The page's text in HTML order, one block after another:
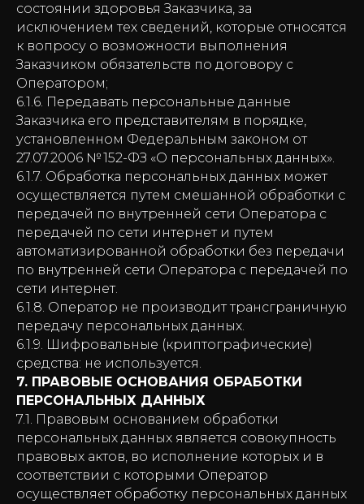
состоянии здоровья Заказчика, за
исключением тех сведений, которые относятся
к вопросу о возможности выполнения
Заказчиком обязательств по договору с
Оператором;
6.1.6. Передавать персональные данные
Заказчика его представителям в порядке,
установленном Федеральным законом от
27.07.2006 № 152-ФЗ «О персональных данных».
6.1.7. Обработка персональных данных может
осуществляется путем смешанной обработки с
передачей по внутренней сети Оператора с
передачей по сети интернет и путем
автоматизированной обработки без передачи
по внутренней сети Оператора с передачей по
сети интернет.
6.1.8. Оператор не производит трансграничную
передачу персональных данных.
6.1.9. Шифровальные (криптографические)
средства: не используется.
7. ПРАВОВЫЕ ОСНОВАНИЯ ОБРАБОТКИ
ПЕРСОНАЛЬНЫХ ДАННЫХ
7.1. Правовым основанием обработки
персональных данных является совокупность
правовых актов, во исполнение которых и в
соответствии с которыми Оператор
осуществляет обработку персональных данных